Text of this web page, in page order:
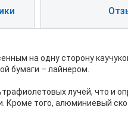
на одну сторону
бумаги – лайнером.
лучей, что и
Кроме того, алюминиевый